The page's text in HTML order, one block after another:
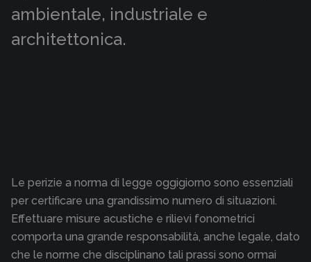
ambientale, industriale e
architettonica.
Le perizie a norma di legge oggigiorno sono essenziali
per certificare una grandissimo numero di situazioni.
Effettuare misure acustiche e rilievi fonometrici
comporta una grande responsabilità, anche legale, dato
che le norme che disciplinano tali prassi sono ormai